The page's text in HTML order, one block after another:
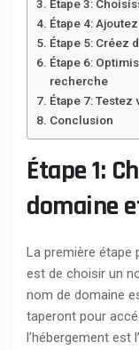
Étape 3:
Étape 4:
Étape 5: Créez
Étape 6:
recherche
Étape 7: Testez
Conclusion
Étape 1:
domaine
La première étape
est de choisir un
nom de domaine
taperont pour
l’hébergement est